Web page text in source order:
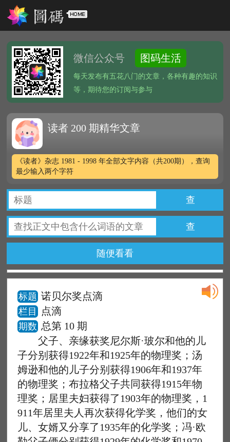
微信公众号 图码生活
每天发布有五花八门的文章，各种有趣的知识
等，期待您的订阅与参与
读者 200 期精华文章
《读者》杂志 1981 - 1998 年全部文字内容（共200期），查询
最少输入两个字符
查
查
随便看看
标题 诺贝尔奖点滴
栏目 点滴
期数 总第 10 期
父子、亲缘获奖尼尔斯·玻尔和他的儿
子分别获得1922年和1925年的物理奖；汤
姆逊和他的儿子分别获得1906年和1937年
的物理奖；布拉格父子共同获得1915年物
理奖；居里夫妇获得了1903年的物理奖，1
911年居里夫人再次获得化学奖，他们的女
儿、女婿又分享了1935年的化学奖；冯·欧